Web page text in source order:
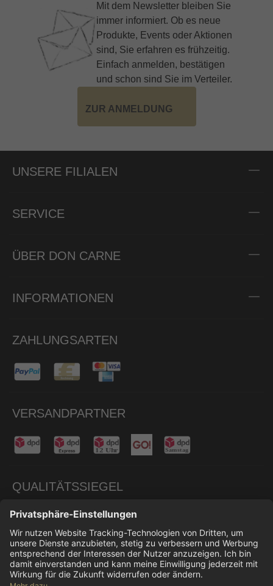
Mit dem Newsletter bleiben Sie
immer informiert. Ob es neue
Produkte, Events oder Aktionen
sind, Sie erfahren es frühzeitig.
Einfach anmelden, bestätigen
und schon sind Sie im Verteiler.
ZUR ANMELDUNG
UNSERE FILIALEN
SERVICE
ÜBER DON CARNE
INFORMATIONEN
ZAHLUNGSARTEN
VERSANDPARTNER
QUALITÄTSSIEGEL